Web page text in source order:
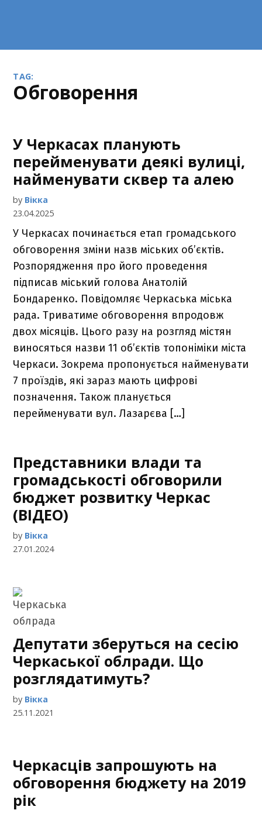
TAG:
обговорення
У Черкасах планують
перейменувати деякі вулиці,
найменувати сквер та алею
by Вікка
23.04.2025
У Черкасах починається етап громадського
обговорення зміни назв міських об’єктів.
Розпорядження про його проведення
підписав міський голова Анатолій
Бондаренко. Повідомляє Черкаська міська
рада. Триватиме обговорення впродовж
двох місяців. Цього разу на розгляд містян
виносяться назви 11 об’єктів топоніміки міста
Черкаси. Зокрема пропонується найменувати
7 проїздів, які зараз мають цифрові
позначення. Також планується
перейменувати вул. Лазарєва […]
Представники влади та
громадськості обговорили
бюджет розвитку Черкас
(ВІДЕО)
by Вікка
27.01.2024
Депутати зберуться на сесію
Черкаської облради. Що
розглядатимуть?
by Вікка
25.11.2021
Черкасців запрошують на
обговорення бюджету на 2019
рік